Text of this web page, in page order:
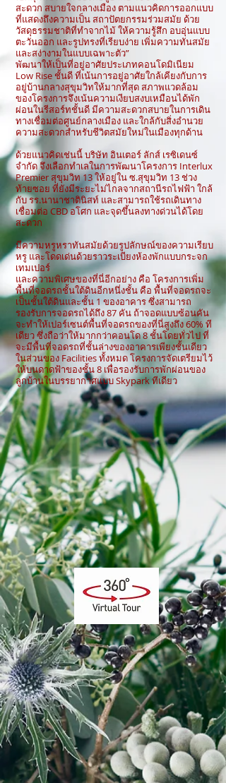
สะดวก สบายใจกลางเมือง ตามแนวคิดการออกแบบ
ที่แสดงถึงความเป็น สถาปัตยกรรมร่วมสมัย ด้วย
วัสดุธรรมชาติที่ทำจากไม้ ให้ความรู้สึก อบอุ่นแบบ
ตะวันออก และรูปทรงที่เรียบง่าย เพิ่มความทันสมัย
และสง่างามในแบบเฉพาะตัว”
พัฒนาให้เป็นที่อยู่อาศัยประเภทคอนโดมิเนียม
Low Rise ชั้นดี ที่เน้นการอยู่อาศัยใกล้เคียงกับการ
อยู่บ้านกลางสุขุมวิทให้มากที่สุด สภาพแวดล้อม
ของโครงการจึงเน้นความเงียบสงบเหมือนได้พัก
ผ่อนในรีสอร์ทชั้นดี มีความสะดวกสบายในการเดิน
ทางเชื่อมต่อศูนย์กลางเมือง และใกล้กับสิ่งอำนวย
ความสะดวกสำหรับชีวิตสมัยใหม่ในเมืองทุกด้าน
ด้วยแนวคิดเช่นนี้ บริษัท อินเตอร์ ลักส์ เรซิเดนซ์
จำกัด จึงเลือกทำเลในการพัฒนาโครงการ Interlux
Premier สุขุมวิท 13 ให้อยู่ใน ซ.สุขุมวิท 13 ช่วง
ท้ายซอย ที่ยังมีระยะไม่ไกลจากสถานีรถไฟฟ้า ใกล้
กับ รร.นานาชาตินิสท์ และสามารถใช้รถเดินทาง
เชื่อมต่อ CBD อโศก และจุดขึ้นลงทางด่วนได้โดย
สะดวก
มีความหรูหราทันสมัยด้วยรูปลักษณ์ของความเรียบ
หรู และโดดเด่นด้วยราวระเบียงห้องพักแบบกระจก
เทมเปอร์
และความพิเศษของที่นี่อีกอย่าง คือ โครงการเพิ่ม
พื้นที่จอดรถชั้นใต้ดินอีกหนึ่งชั้น คือ พื้นที่จอดรถจะ
เป็นชั้นใต้ดินและชั้น 1 ของอาคาร ซึ่งสามารถ
รองรับการจอดรถได้ถึง 87 คัน ถ้าจอดแบบซ้อนคัน
จะทำให้เปอร์เซนต์พื้นที่จอดรถของที่นี่สูงถึง 60% ที
เดียว ซึ่งถือว่าให้มากกว่าคอนโด 8 ชั้นโดยทั่วไป ที่
จะมีพื้นที่จอดรถที่ชั้นล่างของอาคารเพียงชั้นเดียว
ในส่วนของ Facilities ทั้งหมด โครงการจัดเตรียมไว้
ให้บนดาดฟ้าของชั้น 8 เพื่อรองรับการพักผ่อนของ
ลูกบ้านในบรรยากาศแบบ Skypark ทีเดียว